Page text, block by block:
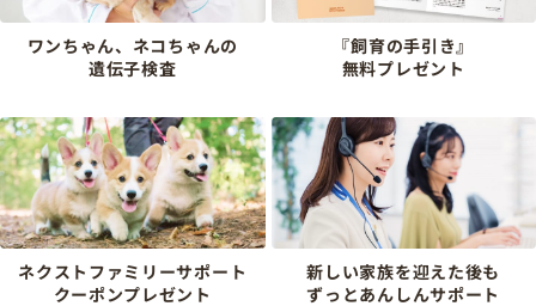
ワンちゃん、ネコちゃんの
遺伝子検査
『飼育の手引き』
無料プレゼント
ネクストファミリーサポート
クーポンプレゼント
新しい家族を迎えた後も
ずっとあんしんサポート